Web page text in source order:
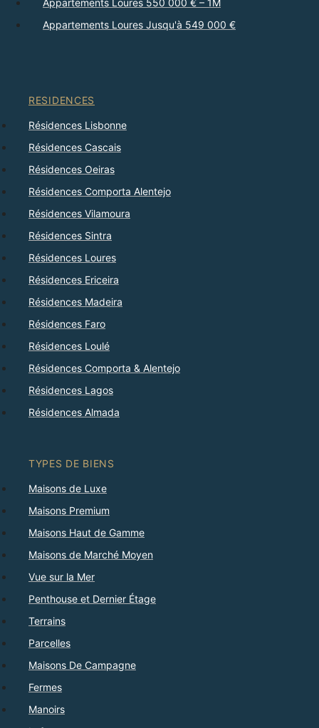
Appartements Loures Jusqu'à 549 000 €
RESIDENCES
Résidences Lisbonne
Résidences Cascais
Résidences Oeiras
Résidences Comporta Alentejo
Résidences Vilamoura
Résidences Sintra
Résidences Loures
Résidences Ericeira
Résidences Madeira
Résidences Faro
Résidences Loulé
Résidences Comporta & Alentejo
Résidences Lagos
Résidences Almada
TYPES DE BIENS
Maisons de Luxe
Maisons Premium
Maisons Haut de Gamme
Maisons de Marché Moyen
Vue sur la Mer
Penthouse et Dernier Étage
Terrains
Parcelles
Maisons De Campagne
Fermes
Manoirs